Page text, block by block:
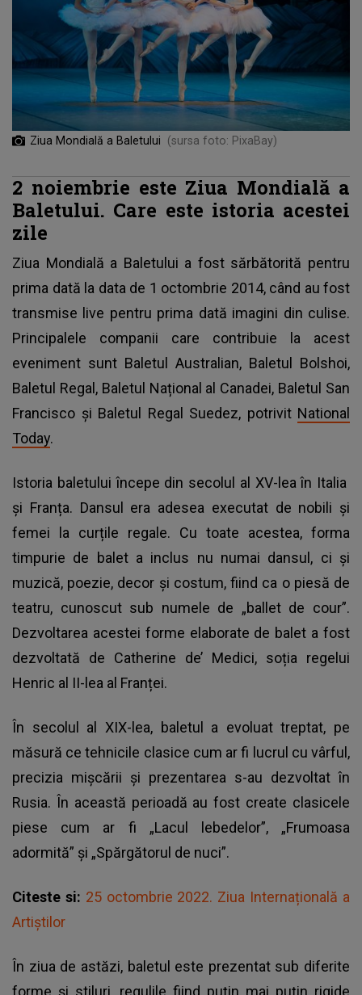
Ziua Mondială a Baletului (sursa foto: PixaBay)
2 noiembrie este Ziua Mondială a
Baletului. Care este istoria acestei
zile
Ziua Mondială a Baletului a fost sărbătorită pentru
prima dată la data de 1 octombrie 2014, când au fost
transmise live pentru prima dată imagini din culise.
Principalele companii care contribuie la acest
eveniment sunt Baletul Australian, Baletul Bolshoi,
Baletul Regal, Baletul Național al Canadei, Baletul San
Francisco și Baletul Regal Suedez, potrivit National
Today.
Istoria baletului începe din secolul al XV-lea în Italia
și Franța. Dansul era adesea executat de nobili și
femei la curțile regale. Cu toate acestea, forma
timpurie de balet a inclus nu numai dansul, ci și
muzică, poezie, decor și costum, fiind ca o piesă de
teatru, cunoscut sub numele de „ballet de cour”.
Dezvoltarea acestei forme elaborate de balet a fost
dezvoltată de Catherine de’ Medici, soția regelui
Henric al II-lea al Franței.
În secolul al XIX-lea, baletul a evoluat treptat, pe
măsură ce tehnicile clasice cum ar fi lucrul cu vârful,
precizia mișcării și prezentarea s-au dezvoltat în
Rusia. În această perioadă au fost create clasicele
piese cum ar fi „Lacul lebedelor”, „Frumoasa
adormită” și „Spărgătorul de nuci”.
Citeste si: 25 octombrie 2022. Ziua Internațională a
Artiștilor
În ziua de astăzi, baletul este prezentat sub diferite
forme și stiluri, regulile fiind puțin mai puțin rigide